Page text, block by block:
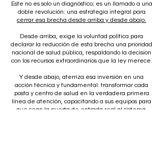
Este no es solo un diagnóstico; es un llamado a una
doble revolución: una estrategia integral para
cerrar esa brecha desde arriba y desde abajo.
Desde arriba, exige la voluntad política para
declarar la reducción de esta brecha una prioridad
nacional de salud pública, respaldando la decision
con los recursos extraordinarios que la ley merece.
Y desde abajo, aterriza esa inversión en una
acción técnica y fundamental: transformar cada
posta y centro de salud en la verdadera primera
línea de atención, capacitando a sus equipos para
que sean la puerta de entrada real al sistema,